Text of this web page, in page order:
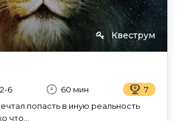
Квеструм
2-6 60 мин
7
попасть в иную реальность
что...